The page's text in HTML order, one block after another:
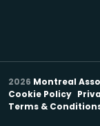
2026 Montreal
Cookie Policy
Terms &